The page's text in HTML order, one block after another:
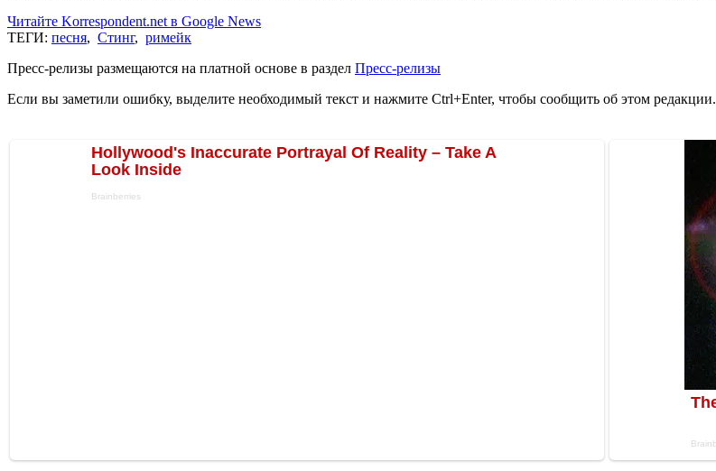
Читайте Korrespondent.net в Google News
ТЕГИ: песня, Стинг, римейк
Пресс-релизы размещаются на платной основе в раздел Пресс-релизы
Если вы заметили ошибку, выделите необходимый текст и нажмите Ctrl+Enter, чтобы сообщить об этом редакции.